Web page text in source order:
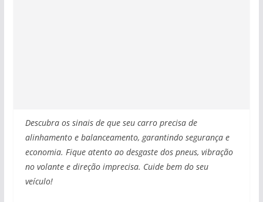
Descubra os sinais de que seu carro precisa de
alinhamento e balanceamento, garantindo segurança e
economia. Fique atento ao desgaste dos pneus, vibração
no volante e direção imprecisa. Cuide bem do seu
veículo!